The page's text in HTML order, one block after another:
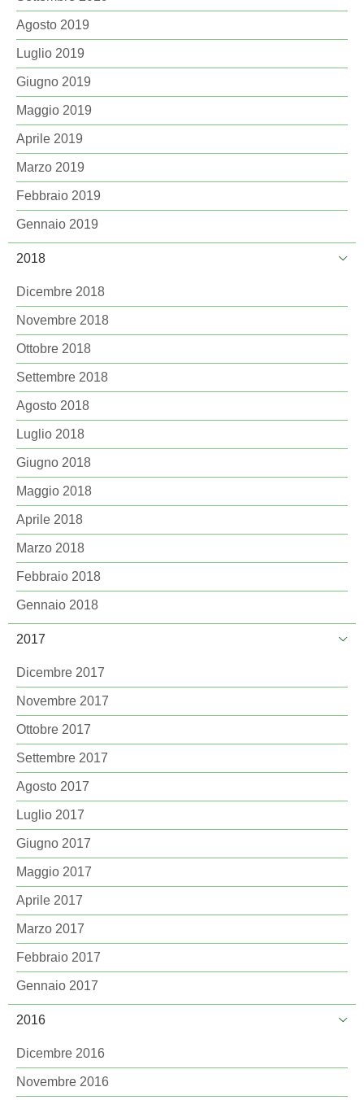
Agosto 2019
Luglio 2019
Giugno 2019
Maggio 2019
Aprile 2019
Marzo 2019
Febbraio 2019
Gennaio 2019
2018
Dicembre 2018
Novembre 2018
Ottobre 2018
Settembre 2018
Agosto 2018
Luglio 2018
Giugno 2018
Maggio 2018
Aprile 2018
Marzo 2018
Febbraio 2018
Gennaio 2018
2017
Dicembre 2017
Novembre 2017
Ottobre 2017
Settembre 2017
Agosto 2017
Luglio 2017
Giugno 2017
Maggio 2017
Aprile 2017
Marzo 2017
Febbraio 2017
Gennaio 2017
2016
Dicembre 2016
Novembre 2016